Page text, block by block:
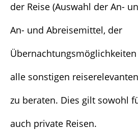
der Reise (Auswahl der An-
An- und Abreisemittel, der
alle sonstigen
zu beraten. Dies gilt sowohl
auch private Reisen.